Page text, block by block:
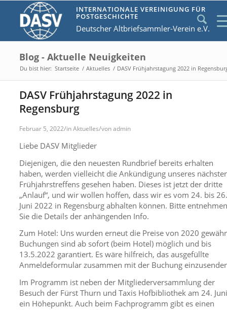
INTERNATIONALE VEREINIGUNG FÜR
POSTGESCHICHTE
Deutscher Altbriefsammler-Verein e.V.
Blog - Aktuelle Neuigkeiten
Du bist hier: Startseite / Aktuelles / DASV Frühjahrstagung 2022 in
DASV Frühjahrstagung 2022 in
Regensburg
Februar 5, 2022/inAktuelles/vonadmin
Liebe DASV Mitglieder
Diejenigen, die den neuesten Rundbrief bereits erhalten
haben, werden vielleicht die Ankündigung unseres
Frühjahrstreffens gesehen haben. Dieses ist jetzt der dritte
„Anlauf“, und wir wollen hoffen, dass wir es vom 24. bis 26.
Juni 2022 in Regensburg abhalten können. Bitte entnehmen
Sie die Details der anhängenden Info.
Zum Hotel: Uns wurden erneut die Preise von 2020
Buchungen sind ab sofort (beim Hotel) möglich und bis
13.5.2022 garantiert. Es wäre hilfreich, das ausgefüllte
Anmeldeformular zusammen mit der Buchung
Im Programm ist neben der Mitgliederversammlung der
Besuch der Fürst Thurn und Taxis Hofbibliothek am 24. Juni
ein Höhepunkt. Auch beim Fachprogramm gibt es einen